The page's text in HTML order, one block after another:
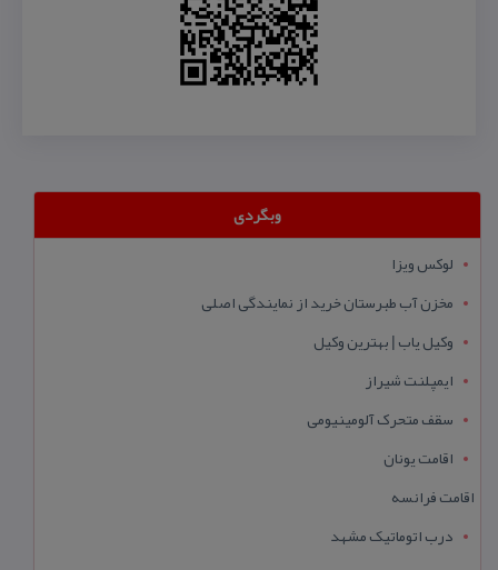
وبگردی
لوکس ویزا
مخزن آب طبرستان خرید از نمایندگی اصلی
وکیل یاب | بهترین وکیل
ایمپلنت شیراز
سقف متحرک آلومینیومی
اقامت یونان
اقامت فرانسه
درب اتوماتیک مشهد